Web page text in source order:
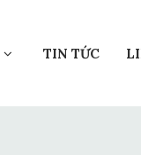
TIN TỨC